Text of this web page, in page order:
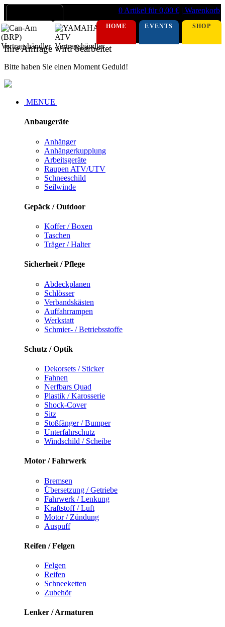
0 Artikel für 0,00 € | Warenkorb
HOME EVENTS SHOP
Ihre Anfrage wird bearbeitet
Bitte haben Sie einen Moment Geduld!
MENUE
Anbaugeräte
Anhänger
Anhängerkupplung
Arbeitsgeräte
Raupen ATV/UTV
Schneeschild
Seilwinde
Gepäck / Outdoor
Koffer / Boxen
Taschen
Träger / Halter
Sicherheit / Pflege
Abdeckplanen
Schlösser
Verbandskästen
Auffahrrampen
Werkstatt
Schmier- / Betriebsstoffe
Schutz / Optik
Dekorsets / Sticker
Fahnen
Nerfbars Quad
Plastik / Karosserie
Shock-Cover
Sitz
Stoßfänger / Bumper
Unterfahrschutz
Windschild / Scheibe
Motor / Fahrwerk
Bremsen
Übersetzung / Getriebe
Fahrwerk / Lenkung
Kraftstoff / Luft
Motor / Zündung
Auspuff
Reifen / Felgen
Felgen
Reifen
Schneeketten
Zubehör
Lenker / Armaturen